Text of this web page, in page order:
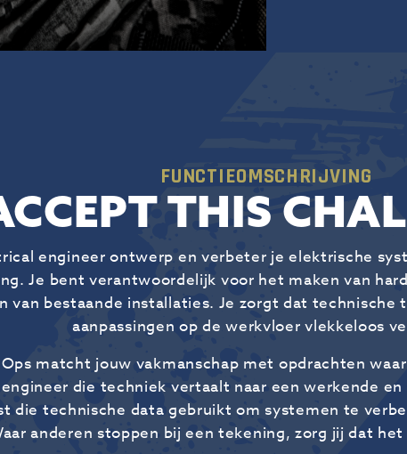
FUNCTIEOMSCHRIJVING
THIS
engineer ontwerp en verbeter je elektrische
Je bent verantwoordelijk voor het maken van
van bestaande installaties. Je zorgt dat technische
aanpassingen op de werkvloer vlekkeloos
matcht jouw vakmanschap met opdrachten
die techniek vertaalt naar een werkende
die technische data gebruikt om systemen te
anderen stoppen bij een tekening, zorg jij dat